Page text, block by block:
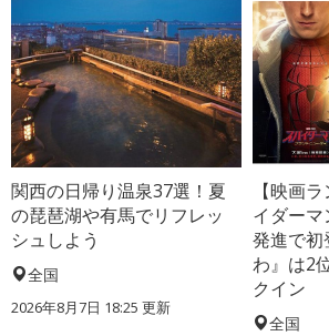
関西の日帰り温泉37選！夏
の琵琶湖や有馬でリフレッ
シュしよう
全国
2026年8月7日 18:25 更新
【映画
イダー
発進で初
わ』は2
クイン
全国